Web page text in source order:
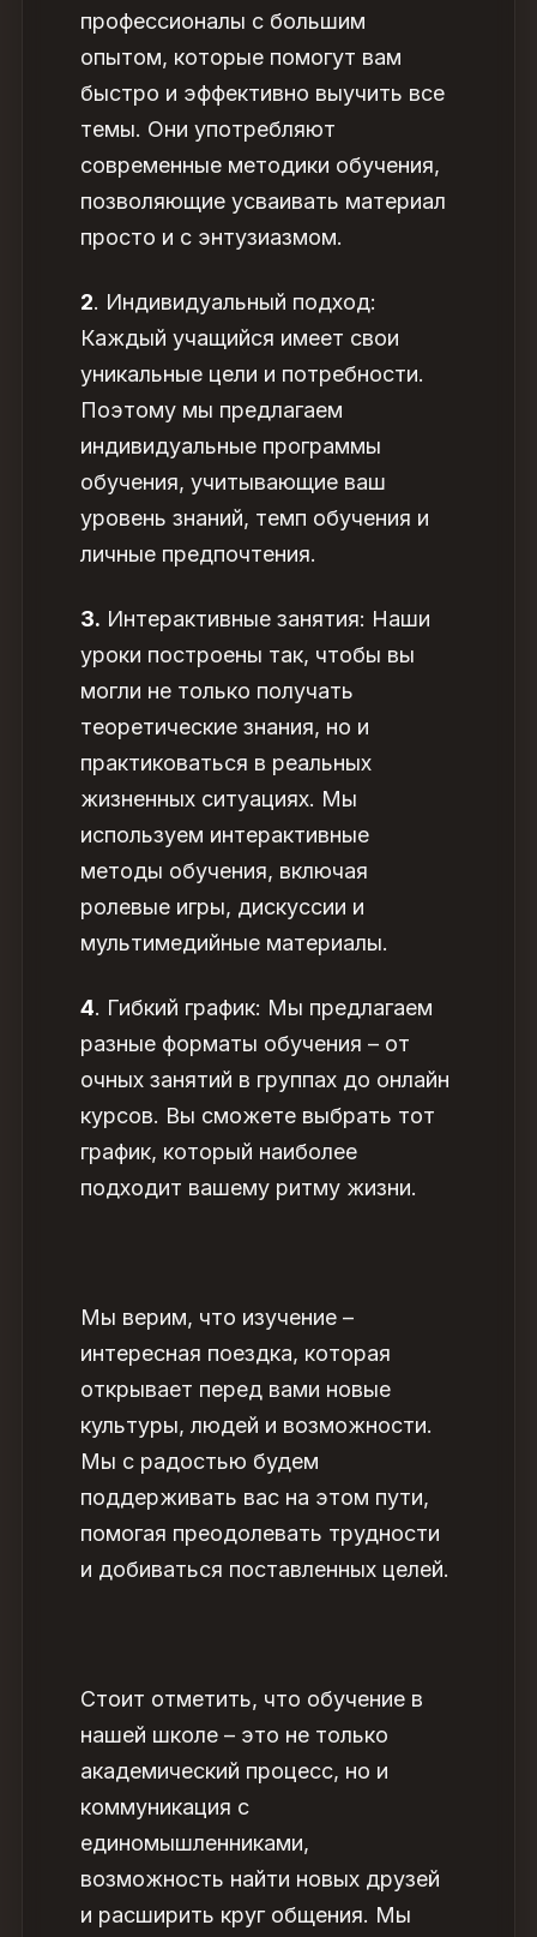
профессионалы с большим
опытом, которые помогут вам
быстро и эффективно выучить все
темы. Они употребляют
современные методики обучения,
позволяющие усваивать материал
просто и с энтузиазмом.
2. Индивидуальный подход:
Каждый учащийся имеет свои
уникальные цели и потребности.
Поэтому мы предлагаем
индивидуальные программы
обучения, учитывающие ваш
уровень знаний, темп обучения и
личные предпочтения.
3. Интерактивные занятия: Наши
уроки построены так, чтобы вы
могли не только получать
теоретические знания, но и
практиковаться в реальных
жизненных ситуациях. Мы
используем интерактивные
методы обучения, включая
ролевые игры, дискуссии и
мультимедийные материалы.
4. Гибкий график: Мы предлагаем
разные форматы обучения – от
очных занятий в группах до онлайн
курсов. Вы сможете выбрать тот
график, который наиболее
подходит вашему ритму жизни.
Мы верим, что изучение –
интересная поездка, которая
открывает перед вами новые
культуры, людей и возможности.
Мы с радостью будем
поддерживать вас на этом пути,
помогая преодолевать трудности
и добиваться поставленных целей.
Стоит отметить, что обучение в
нашей школе – это не только
академический процесс, но и
коммуникация с
единомышленниками,
возможность найти новых друзей
и расширить круг общения. Мы